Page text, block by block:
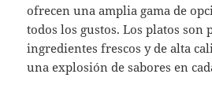
ofrecen una amplia gama de
todos los gustos. Los platos son
ingredientes frescos y de alta
una explosión de sabores en